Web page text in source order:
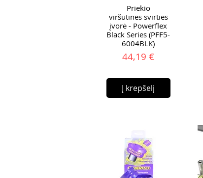
Priekio
viršutinės svirties
įvorė - Powerflex
Black Series (PFF5-
6004BLK)
Kaina
44,19 €
Į krepšelį